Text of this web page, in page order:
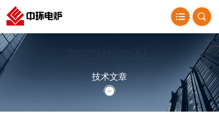
ARTICLE
技术文章